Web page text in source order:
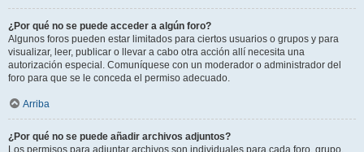
¿Por qué no se puede acceder a algún foro?
Algunos foros pueden estar limitados para ciertos usuarios o grupos y para
visualizar, leer, publicar o llevar a cabo otra acción allí necesita una
autorización especial. Comuníquese con un moderador o administrador del
foro para que se le conceda el permiso adecuado.
Arriba
¿Por qué no se puede añadir archivos adjuntos?
Los permisos para adjuntar archivos son individuales para cada foro, grupo,